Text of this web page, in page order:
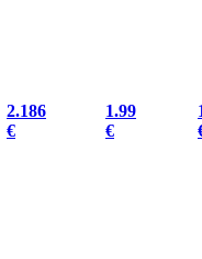
2.186
€
1.99
€